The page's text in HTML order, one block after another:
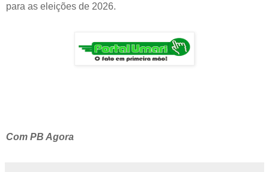
para as eleições de 2026.
Com PB Agora